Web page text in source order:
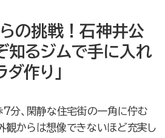
の挑戦！石神井公
知るジムで手に入れ
作り」
分、閑静な住宅街の一角に佇む
外観からは想像できないほど充実し